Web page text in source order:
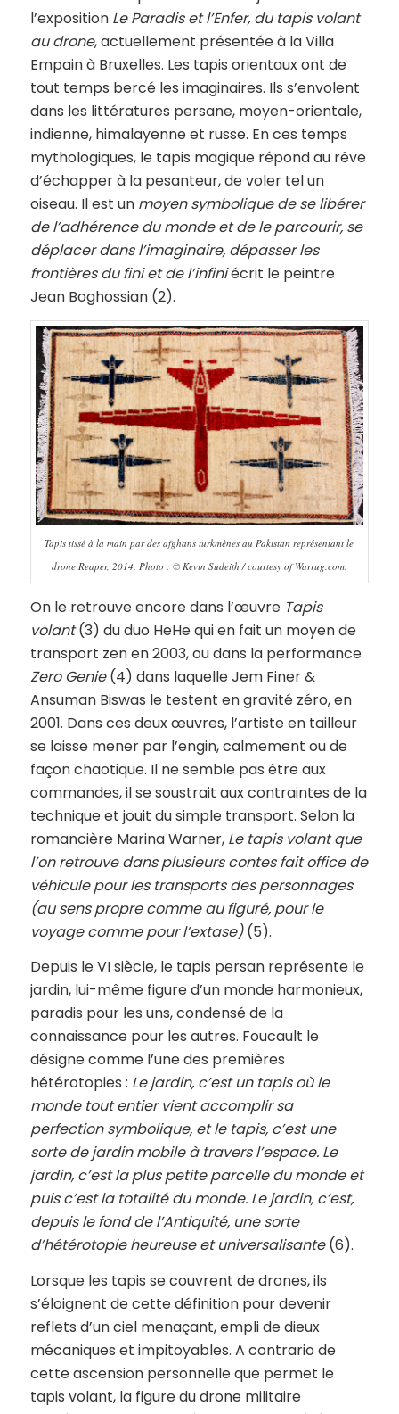
l’exposition Le Paradis et l’Enfer, du tapis volant
au drone, actuellement présentée à la Villa
Empain à Bruxelles. Les tapis orientaux ont de
tout temps bercé les imaginaires. Ils s’envolent
dans les littératures persane, moyen-orientale,
indienne, himalayenne et russe. En ces temps
mythologiques, le tapis magique répond au rêve
d’échapper à la pesanteur, de voler tel un
oiseau. Il est un moyen symbolique de se libérer
de l’adhérence du monde et de le parcourir, se
déplacer dans l’imaginaire, dépasser les
frontières du fini et de l’infiniécrit le peintre
Jean Boghossian (2).
Tapis tissé à la main par des afghans turkmènes au Pakistan représentant le
drone Reaper, 2014. Photo : © Kevin Sudeith / courtesy of Warrug.com.
On le retrouve encore dans l’œuvre Tapis
volant(3) du duo HeHe qui en fait un moyen de
transport zen en 2003, ou dans la performance
Zero Genie(4) dans laquelle Jem Finer &
Ansuman Biswas le testent en gravité zéro, en
2001. Dans ces deux œuvres, l’artiste en tailleur
se laisse mener par l’engin, calmement ou de
façon chaotique. Il ne semble pas être aux
commandes, il se soustrait aux contraintes de la
technique et jouit du simple transport. Selon la
romancière Marina Warner, Le tapis volant que
l’on retrouve dans plusieurs contes fait office de
véhicule pour les transports des personnages
(au sens propre comme au figuré, pour le
voyage comme pour l’extase)(5).
Depuis le VI siècle, le tapis persan représente le
jardin, lui-même figure d’un monde harmonieux,
paradis pour les uns, condensé de la
connaissance pour les autres. Foucault le
désigne comme l’une des premières
hétérotopies : Le jardin, c’est un tapis où le
monde tout entier vient accomplir sa
perfection symbolique, et le tapis, c’est une
sorte de jardin mobile à travers l’espace. Le
jardin, c’est la plus petite parcelle du monde et
puis c’est la totalité du monde. Le jardin, c’est,
depuis le fond de l’Antiquité, une sorte
d’hétérotopie heureuse et universalisante(6).
Lorsque les tapis se couvrent de drones, ils
s’éloignent de cette définition pour devenir
reflets d’un ciel menaçant, empli de dieux
mécaniques et impitoyables. A contrario de
cette ascension personnelle que permet le
tapis volant, la figure du drone militaire